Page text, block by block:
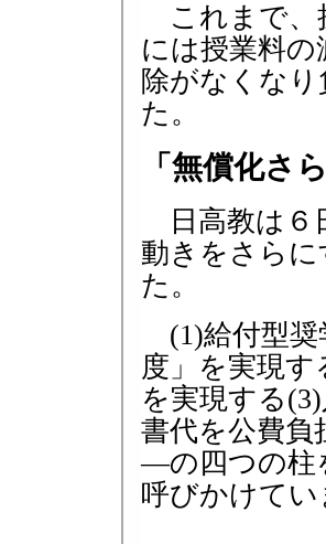
これまで、
には授業料の
除がなくな
た。
「無償化さ
日高教は６
動きをさら
た。
(1)給付型奨
度」を実現す
を実現する
書代を公費負
―の四つの柱
呼びかけてい